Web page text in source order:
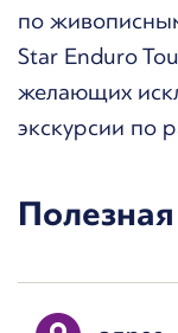
по
Star Enduro
желающих
экскурсии по